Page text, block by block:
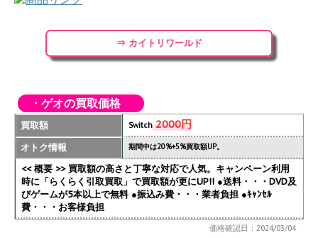
⇒ カイトリワールド
・ゲオの買取価格
買取額 Switch2000円
オトク情報 期間中は20%+5%買取額UP。
<< 概要 >> 買取額の高さと丁寧な対応で人気。キャンペーン利用
時に「らくらく引取買取」で買取額が更にUP!! ●送料・・・DVD及
びゲームが5本以上で無料 ●振込み費・・・業者負担 ●ｷｬﾝｾﾙ
費・・・お客様負担
価格確認日：2024/03/04